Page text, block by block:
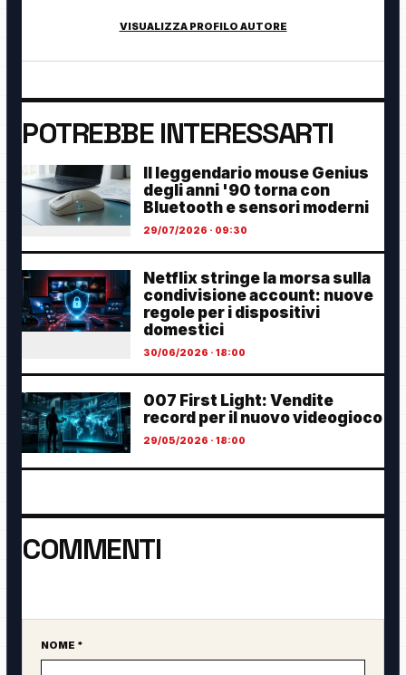
VISUALIZZA PROFILO AUTORE
POTREBBE INTERESSARTI
Il leggendario mouse Genius
degli anni '90 torna con
Bluetooth e sensori moderni
29/07/2026 · 09:30
Netflix stringe la morsa sulla
condivisione account: nuove
regole per i dispositivi
domestici
30/06/2026 · 18:00
007 First Light: Vendite
record per il nuovo videogioco
29/05/2026 · 18:00
COMMENTI
Sito web
NOME *